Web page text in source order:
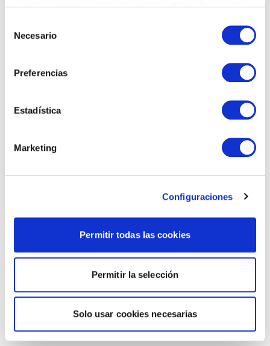
Necesario
Preferencias
Estadística
Marketing
Configuraciones
Permitir todas las cookies
Permitir la selección
Solo usar cookies necesarias